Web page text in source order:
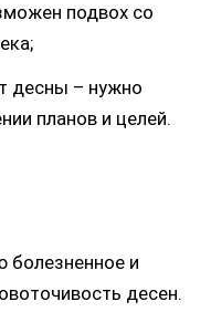
подвох со
десны – нужно
планов и целей.
болезненное и
десен.